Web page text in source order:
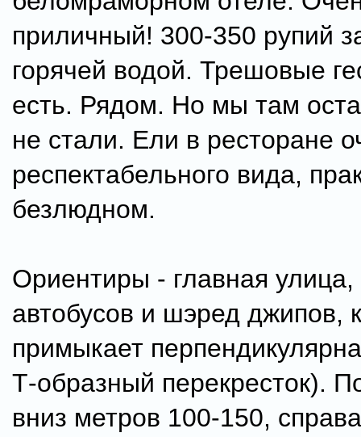
приличный! 300-350 рупий
горячей водой. Трешовые
есть. Рядом. Но мы там
не стали. Ели в ресторане
респектабельного вида,
безлюдном.
Ориентиры - главная
автобусов и шэред джипов,
примыкает
Т-образный перекресток).
вниз метров 100-150,